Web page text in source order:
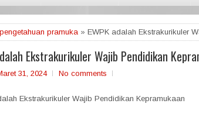
pengetahuan pramuka » EWPK adalah Ekstrakurikuler
Ekstrakurikuler Wajib Pendidikan
31, 2024 No comments
Ekstrakurikuler Wajib Pendidikan Kepramukaan